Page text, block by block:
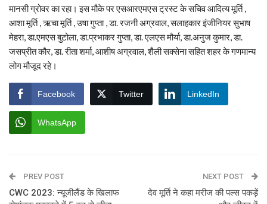
मानसी ग्रोवर का रहा। इस मौके पर एसआरएमएस ट्रस्ट के सचिव आदित्य मूर्ति ,
आशा मूर्ति , ऋचा मूर्ति , उषा गुप्ता , डा. रजनी अग्रवाल, सलाहकार इंजीनियर सुभाष
मेहरा, डा.एमएस बुटोला, डा.प्रभाकर गुप्ता, डा. एलएस मौर्या, डा.अनुज कुमार, डा.
जसप्रीत कौर, डा. रीता शर्मा, आशीष अग्रवाल, शैली सक्सेना सहित शहर के गणमान्य
लोग मौजूद रहे।
Facebook Twitter LinkedIn
WhatsApp
PREV POST
CWC 2023: न्‍यूजीलैंड के खिलाफ
NEXT POST
देव मूर्ति ने कहा मरीज की पल्स पकड़ें